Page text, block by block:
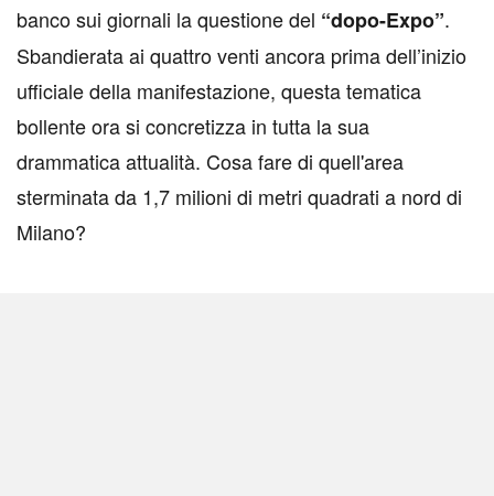
banco sui giornali la questione del “dopo-Expo”.
Sbandierata ai quattro venti ancora prima dell’inizio
ufficiale della manifestazione, questa tematica
bollente ora si concretizza in tutta la sua
drammatica attualità. Cosa fare di quell'area
sterminata da 1,7 milioni di metri quadrati a nord di
Milano?